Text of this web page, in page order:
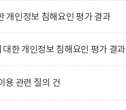
개인정보 침해요인 평가 결과
한 개인정보 침해요인 평가 결과
용 관련 질의 건